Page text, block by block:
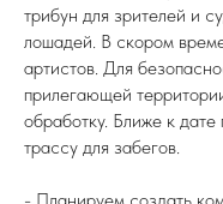
трибун для зрителей и
лошадей. В скором
артистов. Для
прилегающей
обработку. Ближе к
трассу для забегов.